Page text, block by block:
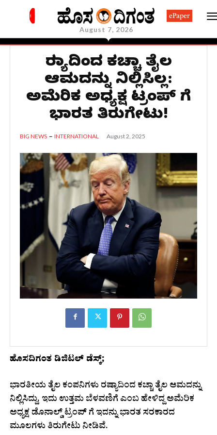
August 7, 2026
ePaper
ರಷ್ಯಾದಿಂದ ಕಚ್ಚಾ ತೈಲ
ಆಮದನ್ನು ನಿಲ್ಲಿಸಿಲ್ಲ:
ಅಮೆರಿಕ ಅಧ್ಯಕ್ಷ ಟ್ರಂಪ್‌ ಗೆ
ಭಾರತ ತಿರುಗೇಟು!
BIG NEWS INTERNATIONAL August 2, 2025
ಹೊಸದಿಗಂತ ಡಿಜಿಟಲ್ ಡೆಸ್ಕ್;
ಭಾರತೀಯ ತೈಲ ಕಂಪನಿಗಳು ರಷ್ಯಾದಿಂದ ಕಚ್ಚಾ ತೈಲ ಆಮದನ್ನು
ನಿಲ್ಲಿಸಿದ್ದು, ಇದು ಉತ್ತಮ ಬೆಳವಣಿಗೆ ಎಂಬ ಹೇಳಿದ್ದ ಅಮೆರಿಕ
ಅಧ್ಯಕ್ಷ ಡೊನಾಲ್ಡ್‌ ಟ್ರಂಪ್‌ ಗೆ ಇದನ್ನು ಭಾರತ ಸರಕಾರದ
ಮೂಲಗಳು ತಿರುಗೇಟು ನೀಡಿವೆ.